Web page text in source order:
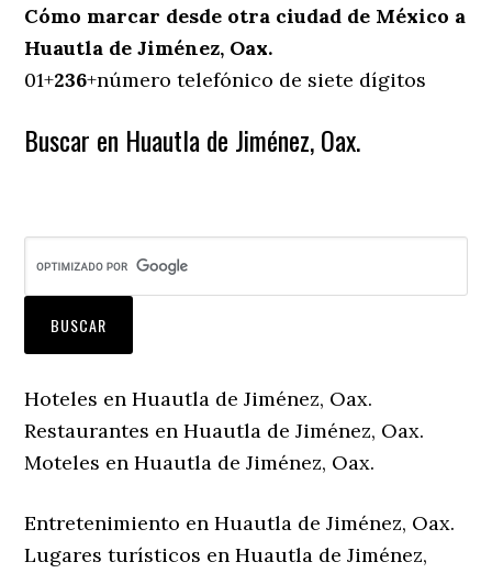
Cómo marcar desde otra ciudad de México a
Huautla de Jiménez, Oax.
01+236+número telefónico de siete dígitos
Buscar en Huautla de Jiménez, Oax.
Hoteles en Huautla de Jiménez, Oax.
Restaurantes en Huautla de Jiménez, Oax.
Moteles en Huautla de Jiménez, Oax.
Entretenimiento en Huautla de Jiménez, Oax.
Lugares turísticos en Huautla de Jiménez,